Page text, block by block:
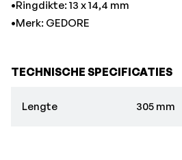
•Ringdikte: 13 x 14,4 mm
•Merk: GEDORE
TECHNISCHE SPECIFICATIES
Lengte 305 mm